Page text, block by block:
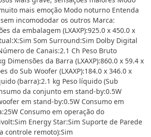
mais emoção Modo noturno Entenda
incomododar os outros Marca:
da embalagem (LXAXP):925.0 x 450.0 x
Som Surround:Sim Dolby Digital
de Canais:2.1 Ch Peso Bruto
Dimensões da Barra (LXAXP):860.0 x 59.4 x
do Sub Woofer (LXAXP):184.0 x 346.0 x
(barra):2.1 kg Peso líquido (Sub
da conjunto em stand-by:0.5W
em stand-by:0.5W Consumo em
Consumo em operação do
Energy Star:Sim Suporte de Parede
controle remoto):Sim